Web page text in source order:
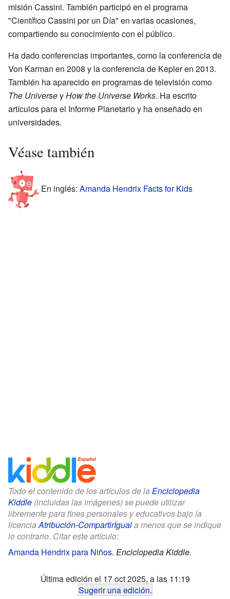
misión Cassini. También participó en el programa
"Científico Cassini por un Día" en varias ocasiones,
compartiendo su conocimiento con el público.
Ha dado conferencias importantes, como la conferencia de
Von Karman en 2008 y la conferencia de Kepler en 2013.
También ha aparecido en programas de televisión como
The UniverseyHow the Universe Works. Ha escrito
artículos para el Informe Planetario y ha enseñado en
universidades.
Véase también
En inglés: Amanda Hendrix Facts for Kids
Todo el contenido de los artículos de la Enciclopedia
Kiddle (incluidas las imágenes) se puede utilizar
libremente para fines personales y educativos bajo la
licenciaAtribución-CompartirIguala menos que se indique
lo contrario. Citar este artículo:
Amanda Hendrix para Niños. Enciclopedia Kiddle.
Última edición el 17 oct 2025, a las 11:19
Sugerir una edición.